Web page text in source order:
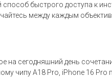
быстрого доступа к
между каждым
на сегодняшний день
чипу A18 Pro, iPhone 16 Pro